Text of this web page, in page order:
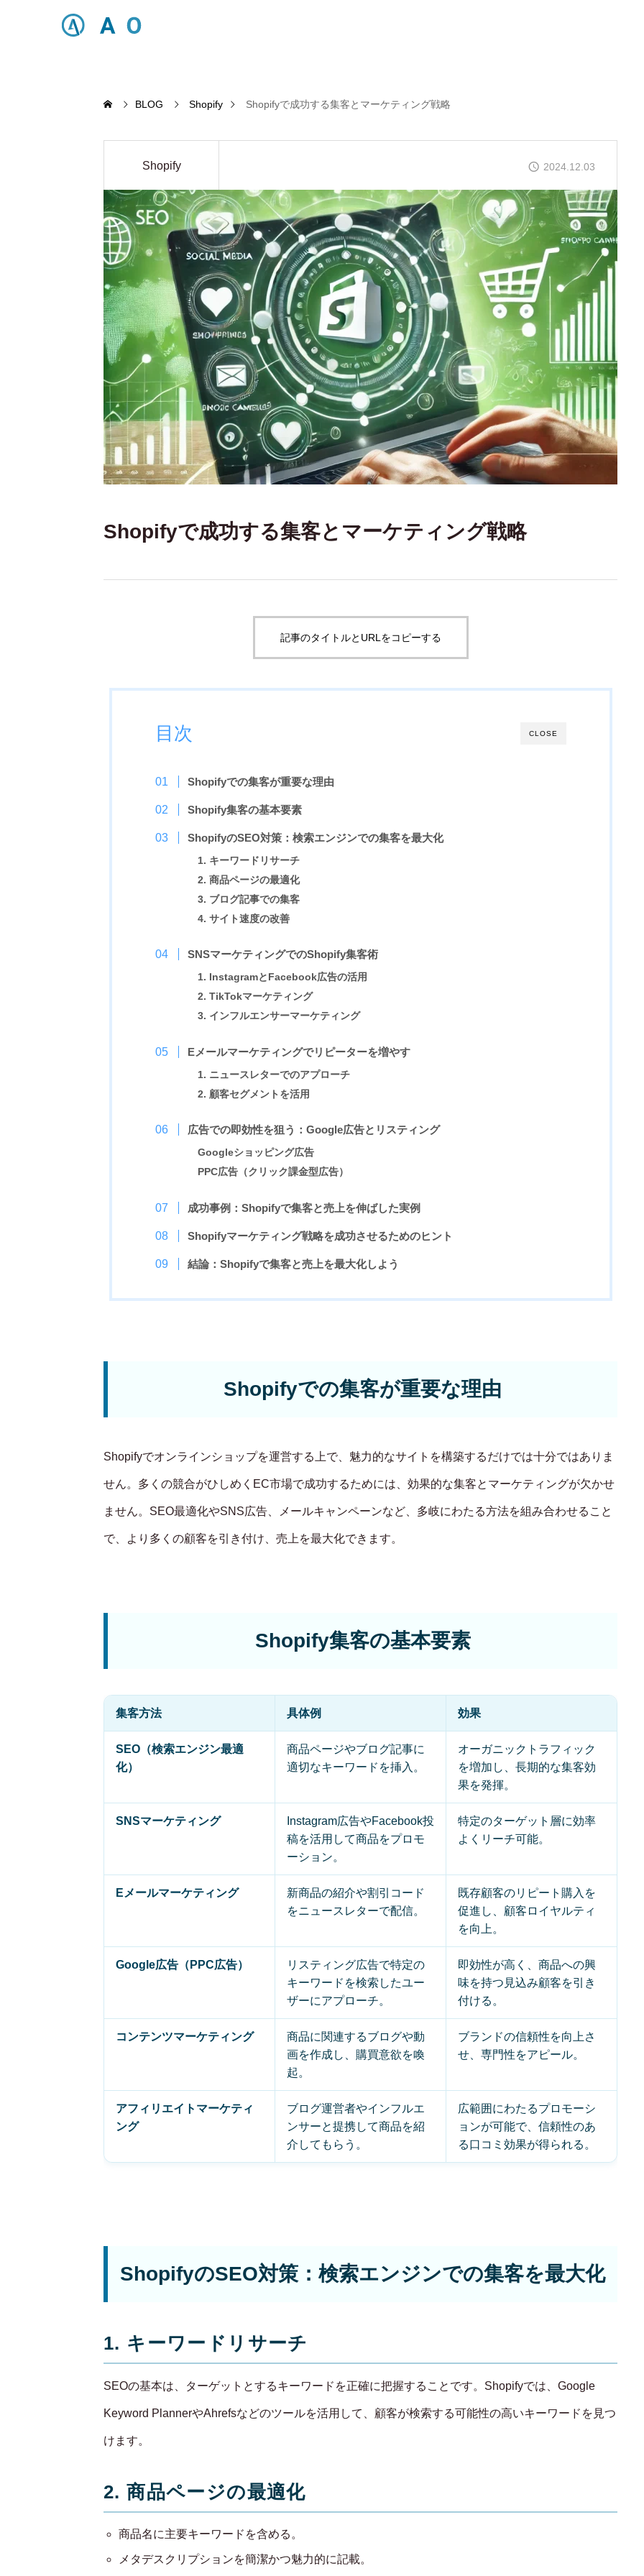
SERVICE
事業概要
RECRUIT
BLOG Shopify Shopifyで成功する集客とマーケティング戦略
Shopify 2024.12.03
Shopifyで成功する集客とマーケティング戦略
記事のタイトルとURLをコピーする
CLOSE
目次
Shopifyでの集客が重要な理由
Shopify集客の基本要素
ShopifyのSEO対策：検索エンジンでの集客を最大化
1. キーワードリサーチ
2. 商品ページの最適化
3. ブログ記事での集客
4. サイト速度の改善
SNSマーケティングでのShopify集客術
1. InstagramとFacebook広告の活用
2. TikTokマーケティング
3. インフルエンサーマーケティング
Eメールマーケティングでリピーターを増やす
1. ニュースレターでのアプローチ
2. 顧客セグメントを活用
広告での即効性を狙う：Google広告とリスティング
Googleショッピング広告
PPC広告（クリック課金型広告）
成功事例：Shopifyで集客と売上を伸ばした実例
Shopifyマーケティング戦略を成功させるためのヒント
結論：Shopifyで集客と売上を最大化しよう
Shopifyでの集客が重要な理由
Shopifyでオンラインショップを運営する上で、魅力的なサイトを構築するだけでは十分ではありま
せん。多くの競合がひしめくEC市場で成功するためには、効果的な集客とマーケティングが欠かせ
ません。SEO最適化やSNS広告、メールキャンペーンなど、多岐にわたる方法を組み合わせること
で、より多くの顧客を引き付け、売上を最大化できます。
Shopify集客の基本要素
集客方法 具体例 効果
SEO（検索エンジン最適
化）
商品ページやブログ記事に
適切なキーワードを挿入。
オーガニックトラフィック
を増加し、長期的な集客効
果を発揮。
SNSマーケティング
Instagram広告やFacebook投
稿を活用して商品をプロモ
ーション。
特定のターゲット層に効率
よくリーチ可能。
Eメールマーケティング
新商品の紹介や割引コード
をニュースレターで配信。
既存顧客のリピート購入を
促進し、顧客ロイヤルティ
を向上。
Google広告（PPC広告）
リスティング広告で特定の
キーワードを検索したユー
ザーにアプローチ。
即効性が高く、商品への興
味を持つ見込み顧客を引き
付ける。
コンテンツマーケティング
商品に関連するブログや動
画を作成し、購買意欲を喚
起。
ブランドの信頼性を向上さ
せ、専門性をアピール。
アフィリエイトマーケティ
ング
ブログ運営者やインフルエ
ンサーと提携して商品を紹
介してもらう。
広範囲にわたるプロモーシ
ョンが可能で、信頼性のあ
る口コミ効果が得られる。
ShopifyのSEO対策：検索エンジンでの集客を最大化
1. キーワードリサーチ
SEOの基本は、ターゲットとするキーワードを正確に把握することです。Shopifyでは、Google
Keyword PlannerやAhrefsなどのツールを活用して、顧客が検索する可能性の高いキーワードを見つ
けます。
2. 商品ページの最適化
商品名に主要キーワードを含める。
メタデスクリプションを簡潔かつ魅力的に記載。